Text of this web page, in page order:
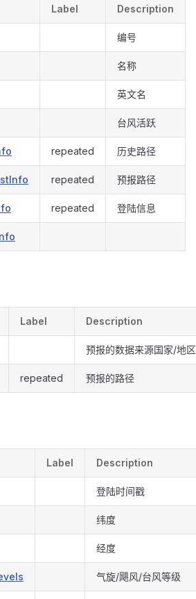
Label Description
编号
名称
英文名
台风活跃
repeated 历史路径
repeated 预报路径
repeated 登陆信息
Label Description
预报的数据来源国家/地区
repeated 预报的路径
Label Description
登陆时间戳
纬度
经度
气旋/飓风/台风等级